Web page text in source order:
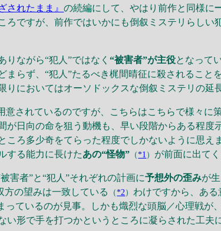
されたまま』の続編にして、やはり前作と同様に
ろですが、前作ではいかにも倒叙ミステリらし
りながら“犯人”ではなく“被害者”が主役となって
まらず、“犯人”たるべき梶間晴征に殺されること
りにおいてはオーソドックスな倒叙ミステリの延
されているのですが、こちらはこちらで様々に
が日向の命を狙う動機も、早い段階からある程
ころ多少奇をてらった程度でしかないように思
する能力に長けたあの“怪物” （*1 ） が前面に出てく
害者”と“犯人”それぞれの計画に予想外の歪みが
方の望みは一致している
（*2） わけですから、ある
っているのが見事。しかも熾烈な頭脳／心理戦が
形で手を打つかというところに凝らされた工夫